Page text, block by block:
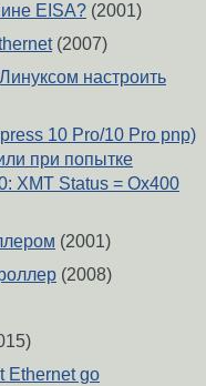
EISA? (2001)
(2007)
настроить
10 Pro/10 Pro pnp)
при попытке
XMT Status = Ox400
(2001)
(2008)
Ethernet go